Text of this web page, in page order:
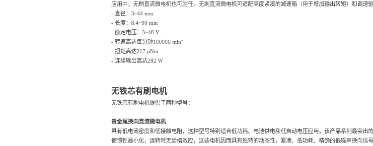
应用中，无刷直流微电机也可胜任。 无刷直流微电机可适配高度紧凑的减速箱（用于增加输出转矩）和调速
- 直径：3~44 mm
- 长度：8.4~90 mm
- 额定电压：3~48 V
- 转速高达每分钟100000 min⁻¹
- 扭矩高达217 µNm
- 连续输出高达282 W
无铁芯有刷电机
无铁芯有刷电机提供了两种型号：
贵金属换向直流微电机
具有低电流密度和低接触电阻，这种型号特别适合低功耗、电池供电和低启动电压应用。 该产品系列最突出
使惯性最小化，运转时无齿槽效应，这些电机因而具有独特的动态性， 紧凑、低功耗、精确的低噪声换向信